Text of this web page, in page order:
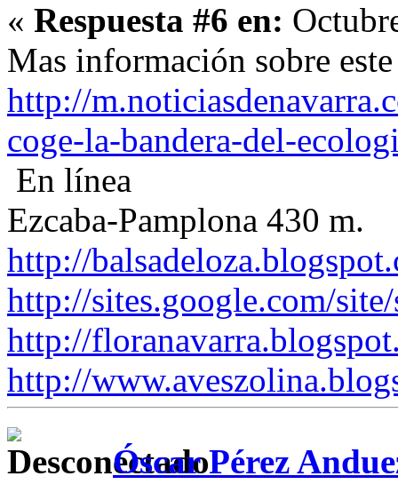
« Respuesta #6 en:
Mas información sobre
http://
coge-la-bandera-del-
En línea
Ezcaba-Pamplona 430 m.
http://
http://sites.google.com/
http://
http://
Óscar Pérez